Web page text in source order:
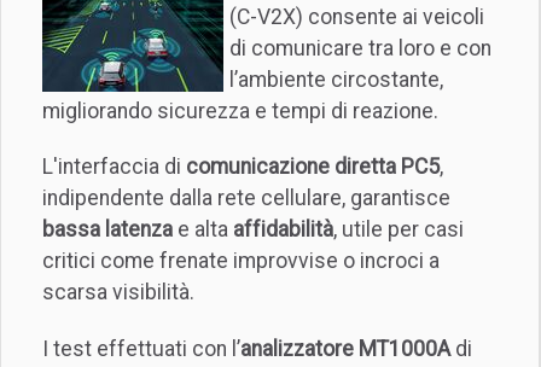
(C-V2X) consente ai veicoli
di comunicare tra loro e con
l’ambiente circostante,
migliorando sicurezza e tempi di reazione.
L'interfaccia di comunicazione diretta PC5,
indipendente dalla rete cellulare, garantisce
bassa latenza e alta affidabilità, utile per casi
critici come frenate improvvise o incroci a
scarsa visibilità.
I test effettuati con l’analizzatore MT1000Adi